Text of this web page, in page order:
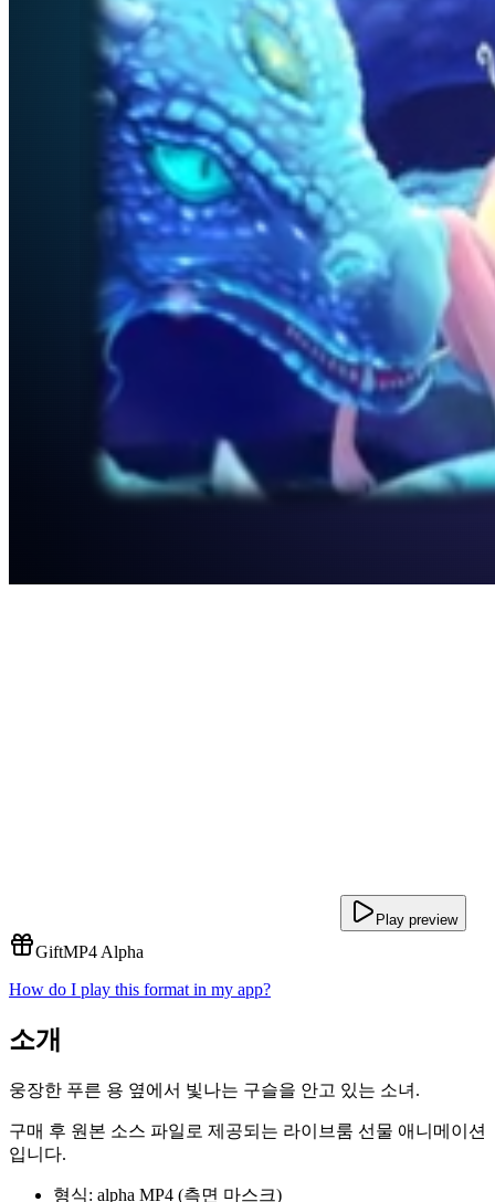
Play preview
GiftMP4 Alpha
How do I play this format in my app?
소개
웅장한 푸른 용 옆에서 빛나는 구슬을 안고 있는 소녀.
구매 후 원본 소스 파일로 제공되는 라이브룸 선물 애니메이션
입니다.
형식: alpha MP4 (측면 마스크)